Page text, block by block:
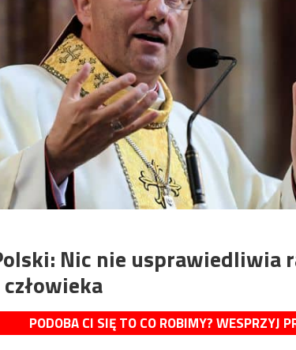
Nic nie usprawiedliwia
PODOBA CI SIĘ TO CO ROBIMY? WESPRZYJ